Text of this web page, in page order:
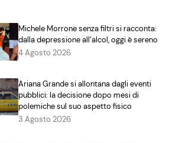
Michele Morrone senza filtri si racconta:
dalla depressione all’alcol, oggi è sereno
4 Agosto 2026
Ariana Grande si allontana dagli eventi
pubblici: la decisione dopo mesi di
polemiche sul suo aspetto fisico
3 Agosto 2026